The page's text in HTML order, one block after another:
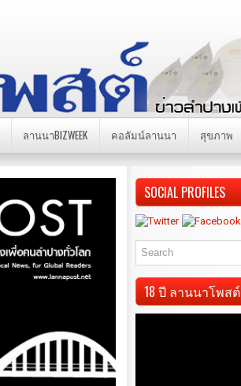
ลานนาBIZWEEK คอลัมน์ลานนา สุขภาพ
SOCIAL PROFILES
18 ปี ลานนาโพสต์